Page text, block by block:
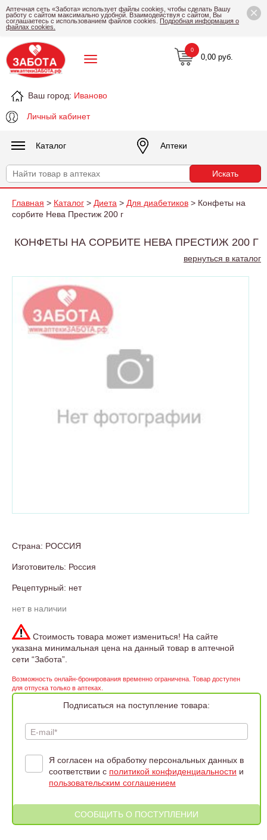
×
Аптечная сеть «Забота» использует файлы cookies, чтобы сделать Вашу
работу с сайтом максимально удобной. Взаимодействуя с сайтом, Вы
соглашаетесь с использованием файлов cookies. Подробная информация о
файлах cookies.
Ваш город: Иваново
Личный кабинет
0,00 руб.
0
Каталог Аптеки
Главная > Каталог > Диета > Для диабетиков > Конфеты на
сорбите Нева Престиж 200 г
КОНФЕТЫ НА СОРБИТЕ НЕВА ПРЕСТИЖ 200 Г
вернуться в каталог
Страна: РОССИЯ
Изготовитель: Россия
Рецептурный: нет
нет в наличии
Стоимость товара может измениться! На сайте
указана минимальная цена на данный товар в аптечной
сети “Забота”.
Возможность онлайн-бронирования временно ограничена. Товар доступен
для отпуска только в аптеках.
Подписаться на поступление товара:
E-mail*
Я согласен на обработку персональных данных в
соответствии с политикой конфиденциальности и
пользовательским соглашением